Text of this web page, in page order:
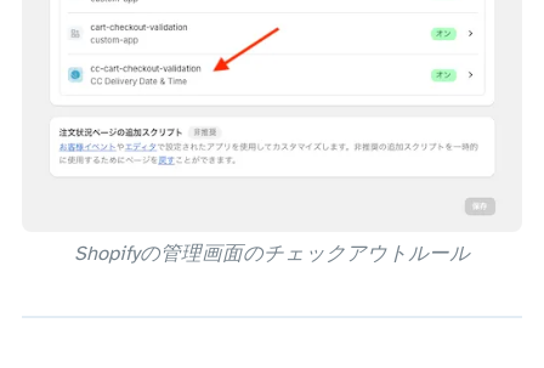
Shopifyの管理画面のチェックアウトルール